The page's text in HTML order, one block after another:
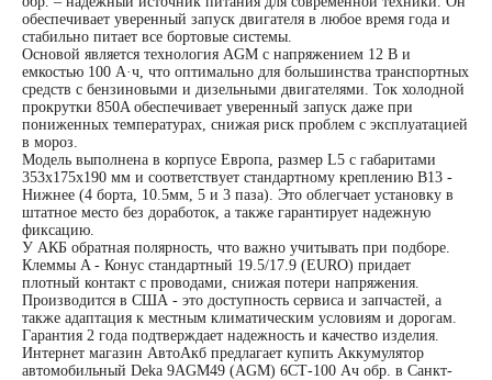
По напряжению
12 вольт
бренда)
Авто из Азии
Американские авто
обеспечивает уверенный запуск двигателя в любое время года и
стабильно питает все бортовые системы.
Основой является технология AGM с напряжением 12 В и
емкостью 100 А·ч, что оптимально для большинства транспортных
средств с бензиновыми и дизельными двигателями. Ток холодной
прокрутки 850A обеспечивает уверенный запуск даже при
пониженных температурах, снижая риск проблем с эксплуатацией
в мороз.
Модель выполнена в корпусе Европа, размер L5 с габаритами
353x175x190 мм и соответствует стандартному креплению B13 -
Нижнее (4 борта, 10.5мм, 5 и 3 паза). Это облегчает установку в
штатное место без доработок, а также гарантирует надежную
фиксацию.
У АКБ обратная полярность, что важно учитывать при подборе.
Клеммы A - Конус стандартный 19.5/17.9 (EURO) придает
плотный контакт с проводами, снижая потери напряжения.
Производится в США - это доступность сервиса и запчастей, а
также адаптация к местным климатическим условиям и дорогам.
Гарантия 2 года подтверждает надежность и качество изделия.
Интернет магазин АвтоАкб предлагает купить Аккумулятор
автомобильный Deka 9AGM49 (AGM) 6СТ-100 Ач обр. в Санкт-